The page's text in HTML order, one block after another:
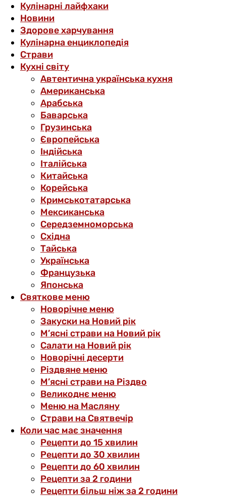
Кулінарні лайфхаки
Новини
Здорове харчування
Кулінарна енциклопедія
Страви
Кухні світу
Автентична українська кухня
Американська
Арабська
Баварська
Грузинська
Європейська
Індійська
Італійська
Китайська
Корейська
Кримськотатарська
Мексиканська
Середземноморська
Східна
Тайська
Українська
Французька
Японська
Святкове меню
Новорічне меню
Закуски на Новий рік
М’ясні страви на Новий рік
Салати на Новий рік
Новорічні десерти
Різдвяне меню
М’ясні страви на Різдво
Великоднє меню
Меню на Масляну
Страви на Святвечір
Коли час має значення
Рецепти до 15 хвилин
Рецепти до 30 хвилин
Рецепти до 60 хвилин
Рецепти за 2 години
Рецепти більш ніж за 2 години